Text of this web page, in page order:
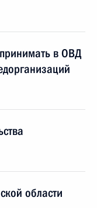
в ОВД
области